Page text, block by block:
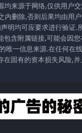
来源于网络,仅供用户
内删除,否则后果均由用
明均可应要求进行验证.
含附属链接,可能会因
唯一信息来源.在任何在
固有的资本损失风险,